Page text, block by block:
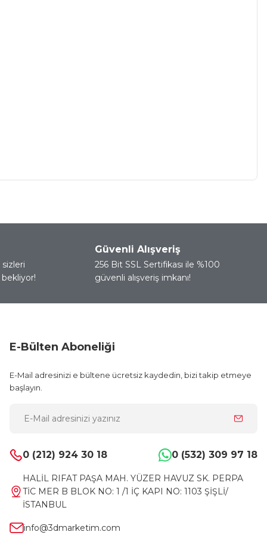
Güvenli Alışveriş
256 Bit SSL Sertifikası ile %100
güvenli alışveriş imkanı!
E-Bülten Aboneliği
E-Mail adresinizi e bültene ücretsiz kaydedin, bizi takip etmeye
başlayın.
0 (212) 924 30 18 0 (532) 309 97 18
HALİL RIFAT PAŞA MAH. YÜZER HAVUZ SK. PERPA
TİC MER B BLOK NO: 1 /1 İÇ KAPI NO: 1103 ŞİŞLİ/
İSTANBUL
info@3dmarketim.com